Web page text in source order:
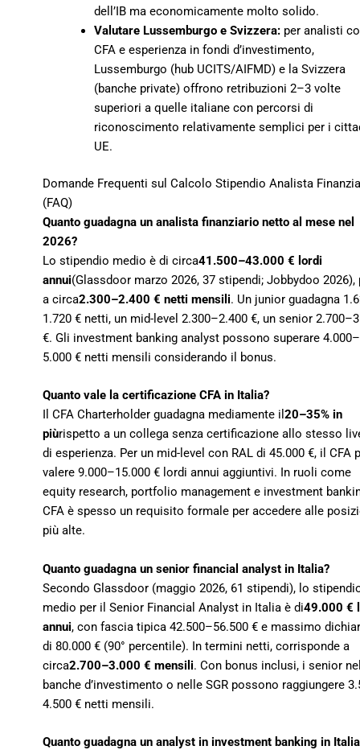
dell’IB ma economicamente molto solido.
Valutare Lussemburgo e Svizzera:per analisti
CFA e esperienza in fondi d’investimento,
Lussemburgo (hub UCITS/AIFMD) e la Svizzera
(banche private) offrono retribuzioni 2–3 volte
superiori a quelle italiane con percorsi di
riconoscimento relativamente semplici per i
UE.
Domande Frequenti sul Calcolo Stipendio Analista
(FAQ)
Quanto guadagna un analista finanziario netto al mese nel
2026?
Lo stipendio medio è di circa41.500–43.000 € lordi
annui(Glassdoor marzo 2026, 37 stipendi; Jobbydoo 2026),
a circa2.300–2.400 € netti mensili. Un junior guadagna
1.720 € netti, un mid-level 2.300–2.400 €, un senior
€. Gli investment banking analyst possono superare 4.000–
5.000 € netti mensili considerando il bonus.
Quanto vale la certificazione CFA in Italia?
Il CFA Charterholder guadagna mediamente il 20–35% in
piùrispetto a un collega senza certificazione allo stesso
di esperienza. Per un mid-level con RAL di 45.000 €, il CFA
valere 9.000–15.000 € lordi annui aggiuntivi. In ruoli come
equity research, portfolio management e investment
CFA è spesso un requisito formale per accedere alle
più alte.
Quanto guadagna un senior financial analyst in Italia?
Secondo Glassdoor (maggio 2026, 61 stipendi), lo
medio per il Senior Financial Analyst in Italia è di49.000 €
annui, con fascia tipica 42.500–56.500 € e massimo
di 80.000 € (90° percentile). In termini netti, corrisponde a
circa2.700–3.000 € mensili. Con bonus inclusi, i senior
banche d’investimento o nelle SGR possono raggiungere
4.500 € netti mensili.
Quanto guadagna un analyst in investment banking in